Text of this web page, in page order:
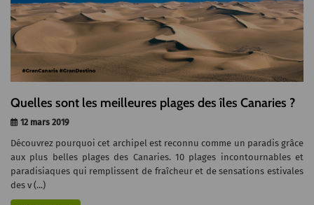
Quelles sont les meilleures plages des îles Canaries ?
12 mars 2019
Découvrez pourquoi cet archipel est reconnu comme un paradis grâce
aux plus belles plages des Canaries. 10 plages incontournables et
paradisiaques qui remplissent de fraîcheur et de sensations estivales
des v (...)